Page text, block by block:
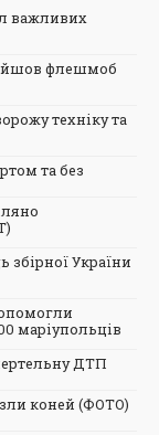
важливих
флешмоб
техніку та
та без
збірної України
маріупольців
ДТП
коней (ФОТО)